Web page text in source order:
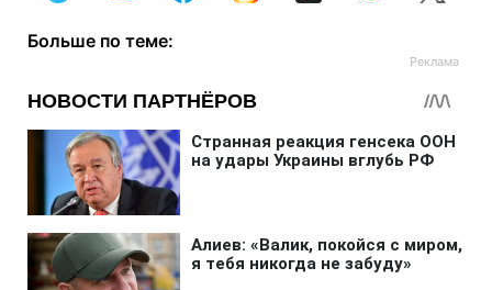
Больше по теме: